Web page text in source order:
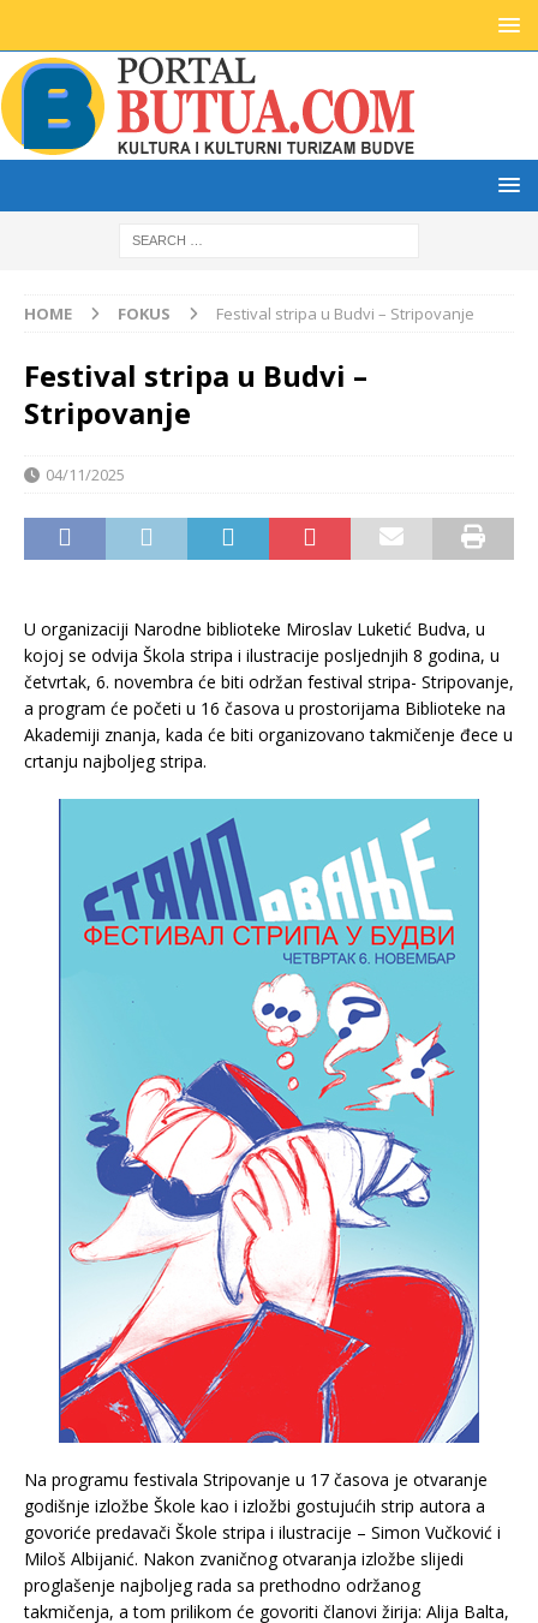
HOME FOKUS Festival stripa u Budvi – Stripovanje
Festival stripa u Budvi –
Stripovanje
04/11/2025
U organizaciji Narodne biblioteke Miroslav Luketić Budva, u
kojoj se odvija Škola stripa i ilustracije posljednjih 8 godina, u
četvrtak, 6. novembra će biti održan festival stripa- Stripovanje,
a program će početi u 16 časova u prostorijama Biblioteke na
Akademiji znanja, kada će biti organizovano takmičenje đece u
crtanju najboljeg stripa.
Na programu festivala Stripovanje u 17 časova je otvaranje
godišnje izložbe Škole kao i izložbi gostujućih strip autora a
govoriće predavači Škole stripa i ilustracije – Simon Vučković i
Miloš Albijanić. Nakon zvaničnog otvaranja izložbe slijedi
proglašenje najboljeg rada sa prethodno održanog
takmičenja, a tom prilikom će govoriti članovi žirija: Alija Balta,